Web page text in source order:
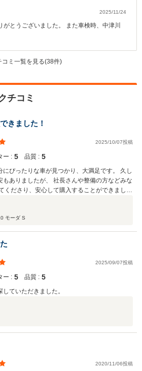
2025/11/24
がとうございました。 また車検時、中津川
ミ一覧を見る(38件)
チコミ
きました！
2025/10/07投稿
ー : 5 品質 : 5
ぴったりな車が見つかり、大満足です。 久し
ありましたが、 社長さんや整備の方などみな
くださり、安心して購入することができまし
でもお世話になりますが、 またお店に伺える
モーダ S
2025/09/07投稿
ー : 5 品質 : 5
ていただきました。
2020/11/06投稿